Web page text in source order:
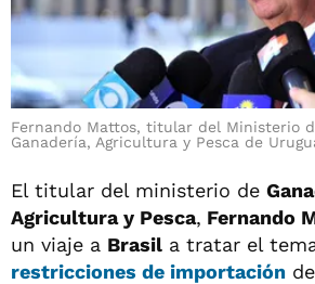
Fernando Mattos, titular del Ministerio
Ganadería, Agricultura y Pesca de
El titular del ministerio de
Agricultura y Pesca, Fernando
un viaje a Brasil a tratar el
restricciones de importación de